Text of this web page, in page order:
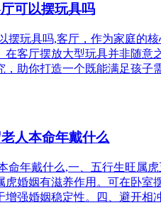
可以摆玩具吗
摆玩具吗,客厅，作为家庭的
客厅摆放大型玩具并非随
助你打造一个既能满足孩
人本命年戴什么
命年戴什么,一、五行生旺属
婚姻有滋养作用。可在卧
强婚姻稳定性。四、避开